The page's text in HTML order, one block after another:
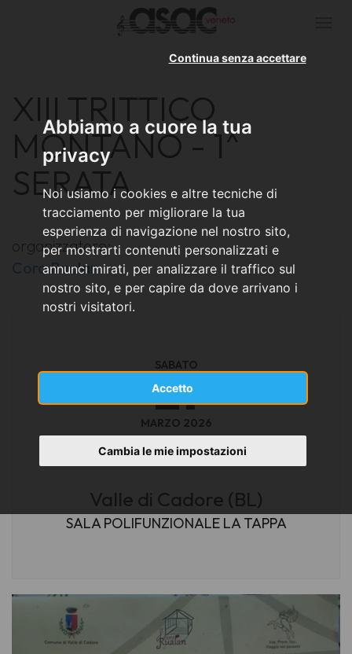
Abbiamo a cuore la tua
privacy
Noi usiamo i cookies e altre tecniche di
tracciamento per migliorare la tua
esperienza di navigazione nel nostro sito,
per mostrarti contenuti personalizzati e
annunci mirati, per analizzare il traffico sul
nostro sito, e per capire da dove arrivano i
nostri visitatori.
Accetto
Continua senza accettare
Cambia le mie impostazioni
XIII TRITTICO
MONTANO - 1^
SERATA
organizzatore:
Coro Rualan
SABATO
21
MARZO 2026
ore 21,00
Valle di Cadore (BL)
SALA POLIFUNZIONALE LA TAPPA